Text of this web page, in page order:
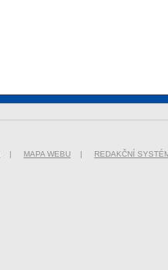
| MAPA WEBU | REDAKČNÍ